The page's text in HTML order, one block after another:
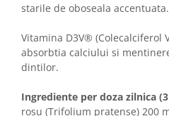
starile de oboseala accentuata.
Vitamina D3V® (Colecalciferol
absorbtia calciului si
dintilor.
Ingrediente per doza zilnica
rosu (Trifolium pratense) 200